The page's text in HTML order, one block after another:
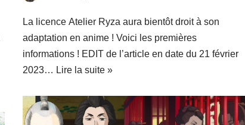
La licence Atelier Ryza aura bientôt droit à son
adaptation en anime ! Voici les premières
informations ! EDIT de l’article en date du 21 février
2023… Lire la suite »